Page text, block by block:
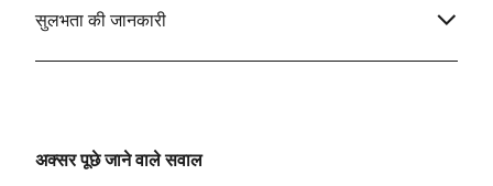
सुलभता की जानकारी
अक्सर पूछे जाने वाले सवाल